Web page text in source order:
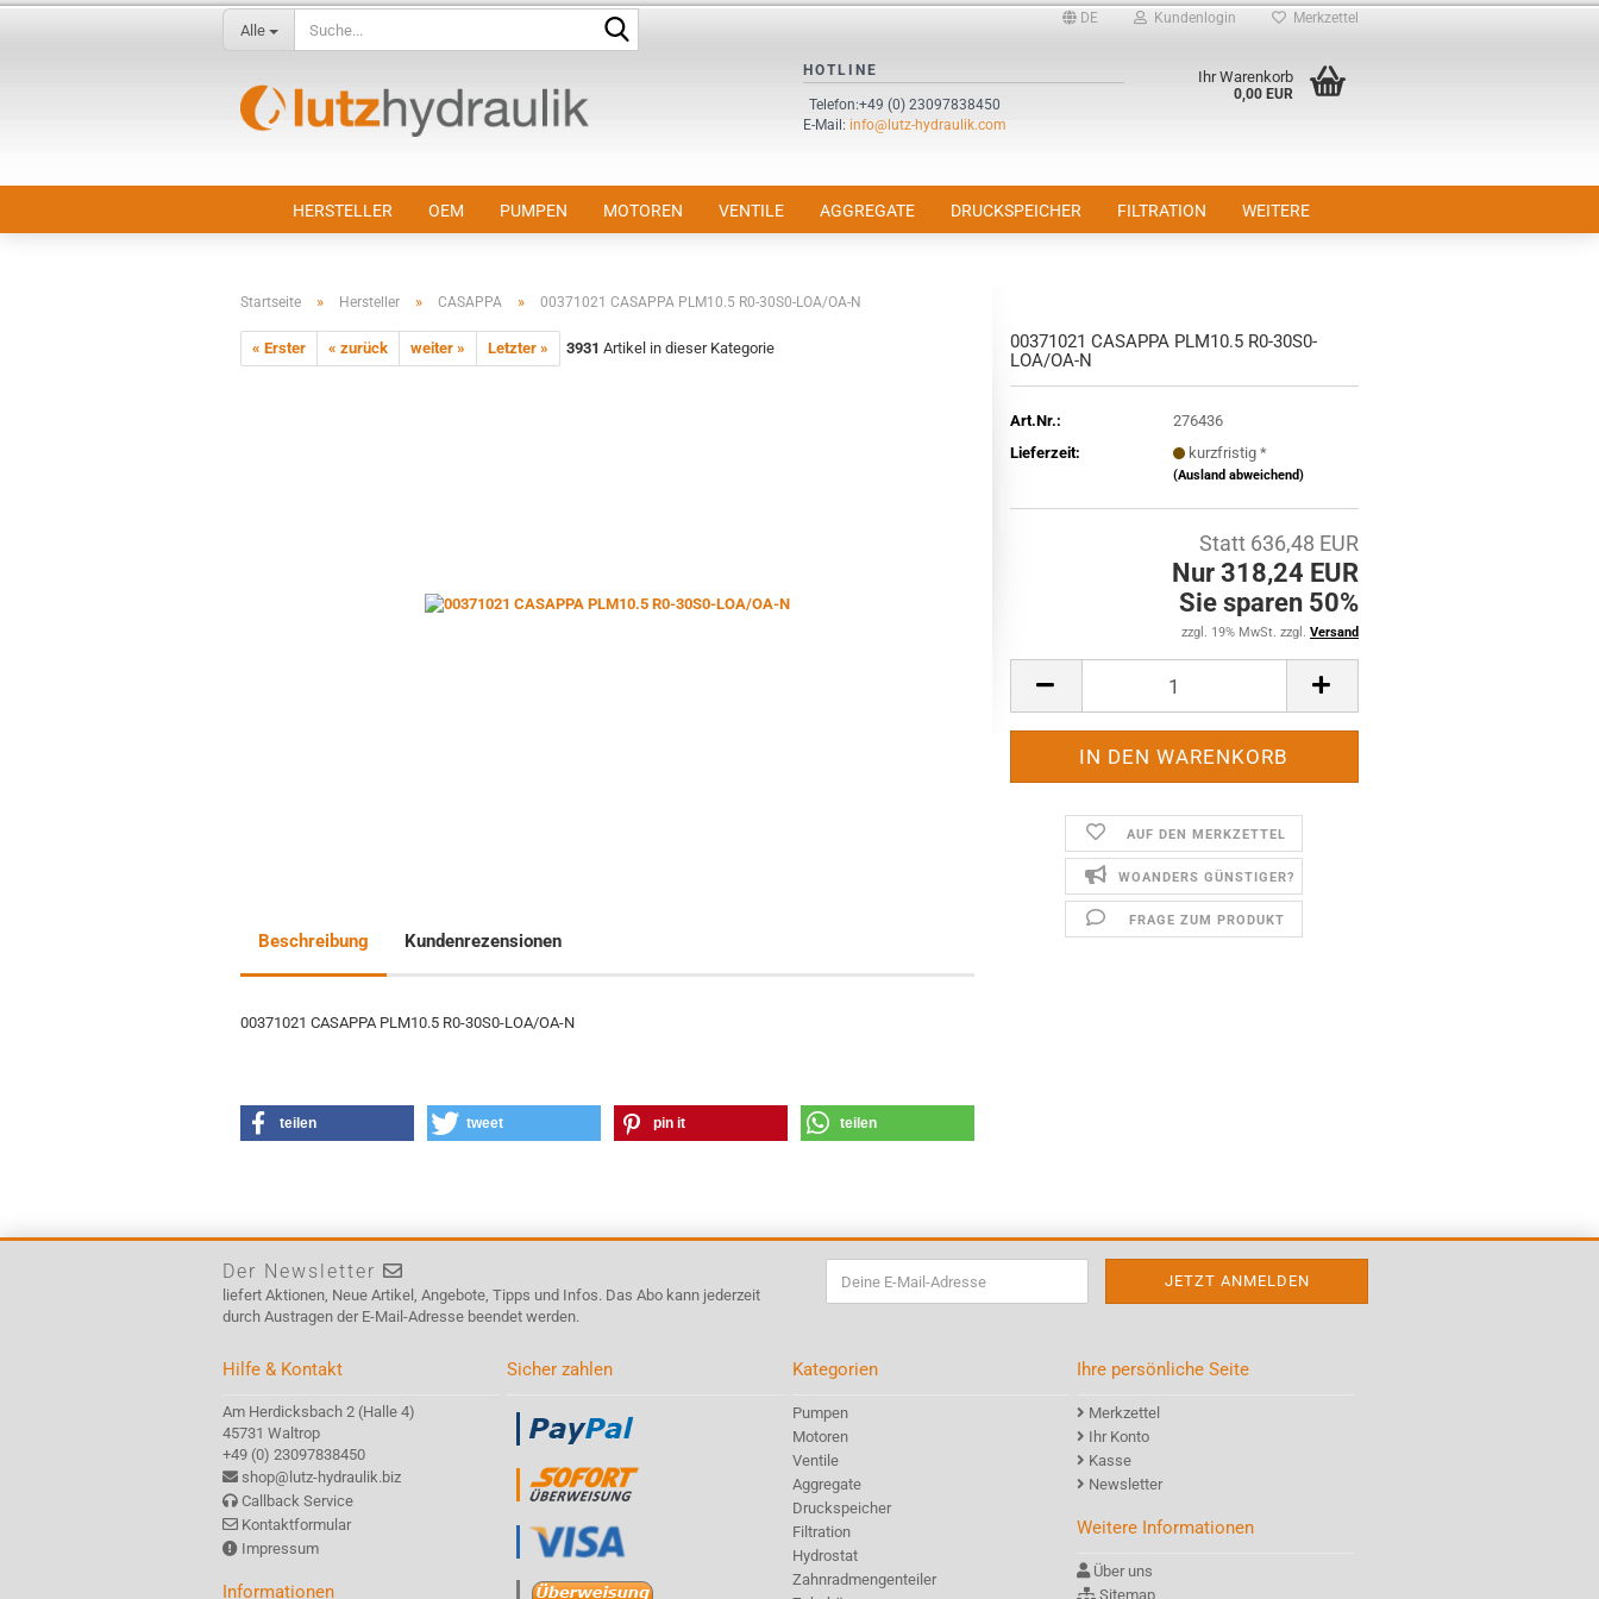
DE
Sprache auswählen
Kundenlogin
Passwort
Merkzettel
Alle
HOTLINE
Telefon:+49 (0) 23097838450
E-Mail: info@lutz-hydraulik.com
Ihr Warenkorb
0,00 EUR
HERSTELLER OEM PUMPEN MOTOREN VENTILE AGGREGATE DRUCKSPEICHER FILTRATION WEITERE
Startseite » Hersteller » CASAPPA » 00371021 CASAPPA PLM10.5 R0-30S0-LOA/OA-N
« Erster « zurück weiter » Letzter » 3931 Artikel in dieser Kategorie
00371021 CASAPPA PLM10.5 R0-30S0-
LOA/OA-N
Art.Nr.:
276436
Lieferzeit:
kurzfristig *
(Ausland abweichend)
Statt 636,48 EUR
Nur 318,24 EUR
Sie sparen 50%
zzgl. 19% MwSt. zzgl. Versand
AUF DEN MERKZETTEL
WOANDERS GÜNSTIGER?
FRAGE ZUM PRODUKT
Beschreibung Kundenrezensionen
00371021 CASAPPA PLM10.5 R0-30S0-LOA/OA-N
teilen tweet pin it teilen
Der Newsletter
liefert Aktionen, Neue Artikel, Angebote, Tipps und Infos. Das Abo kann jederzeit
durch Austragen der E-Mail-Adresse beendet werden.
Hilfe & Kontakt
Am Herdicksbach 2 (Halle 4)
45731 Waltrop
+49 (0) 23097838450
shop@lutz-hydraulik.biz
Callback Service
Kontaktformular
Impressum
Informationen
Sicher zahlen Kategorien
Pumpen
Motoren
Ventile
Aggregate
Druckspeicher
Filtration
Hydrostat
Zahnradmengenteiler
Ihre persönliche Seite
Merkzettel
Ihr Konto
Kasse
Newsletter
Weitere Informationen
Über uns
Sitemap